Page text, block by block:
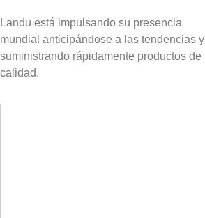
Landu está impulsando su presencia
mundial anticipándose a las tendencias y
suministrando rápidamente productos de
calidad.